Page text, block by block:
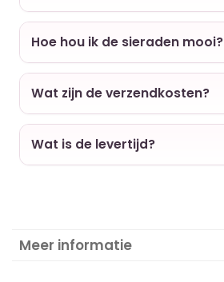
Hoe hou ik de sieraden mooi?
Wat zijn de verzendkosten?
Wat is de levertijd?
Meer informatie